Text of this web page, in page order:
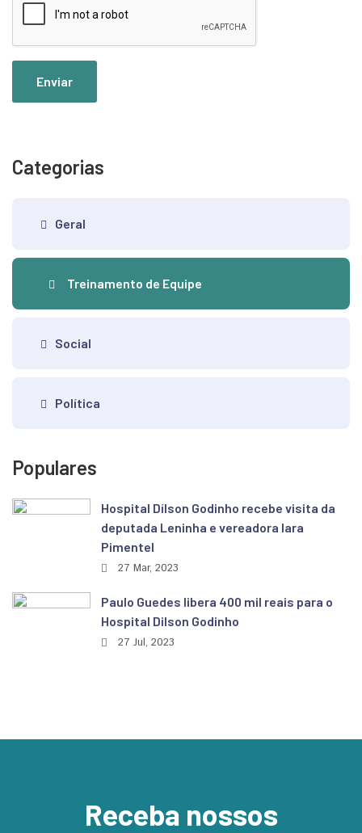
Enviar
Categorias
Geral
Treinamento de Equipe
Social
Política
Populares
Hospital Dílson Godinho recebe visita da
deputada Leninha e vereadora Iara
Pimentel
27 Mar, 2023
Paulo Guedes libera 400 mil reais para o
Hospital Dilson Godinho
27 Jul, 2023
Receba nossos